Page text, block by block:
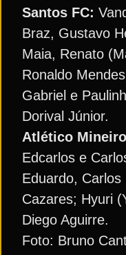
Santos FC:
Braz, Gustavo
Maia, Renato
Ronaldo
Gabriel e
Dorival Júnior.
Atlético
Edcarlos e
Eduardo,
Cazares; Hyuri
Diego Aguirre.
Foto: Bruno